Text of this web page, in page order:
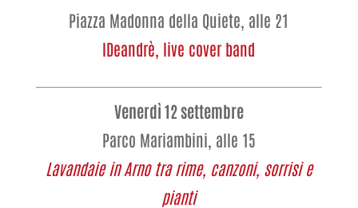
Piazza Madonna della Quiete, alle 21
IDeandrè, live cover band
Venerdì 12 settembre
Parco Mariambini, alle 15
Lavandaie in Arno tra rime, canzoni, sorrisi e
pianti